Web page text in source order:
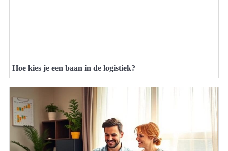
Hoe kies je een baan in de logistiek?